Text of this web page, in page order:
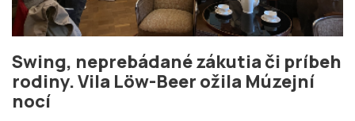
Swing, neprebádané zákutia či príbeh
rodiny. Vila Löw-Beer ožila Múzejní
nocí